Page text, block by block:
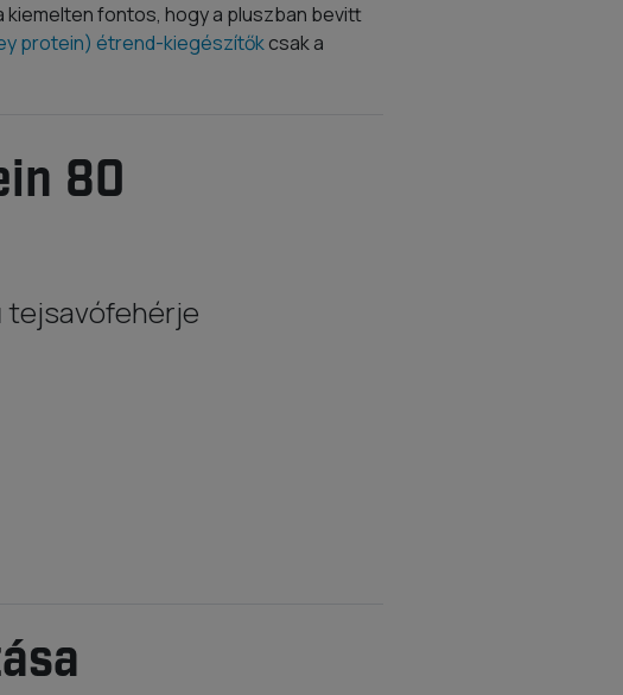
fontos, hogy a pluszban bevitt
protein) étrend-kiegészítőkcsak a
80
tejsavófehérje